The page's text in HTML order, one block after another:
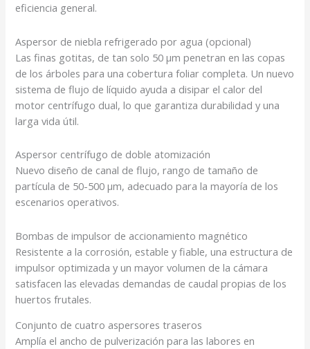
eficiencia general.
Aspersor de niebla refrigerado por agua (opcional)
Las finas gotitas, de tan solo 50 μm penetran en las copas
de los árboles para una cobertura foliar completa. Un nuevo
sistema de flujo de líquido ayuda a disipar el calor del
motor centrífugo dual, lo que garantiza durabilidad y una
larga vida útil.
Aspersor centrífugo de doble atomización
Nuevo diseño de canal de flujo, rango de tamaño de
partícula de 50-500 μm, adecuado para la mayoría de los
escenarios operativos.
Bombas de impulsor de accionamiento magnético
Resistente a la corrosión, estable y fiable, una estructura de
impulsor optimizada y un mayor volumen de la cámara
satisfacen las elevadas demandas de caudal propias de los
huertos frutales.
Conjunto de cuatro aspersores traseros
Amplía el ancho de pulverización para las labores en